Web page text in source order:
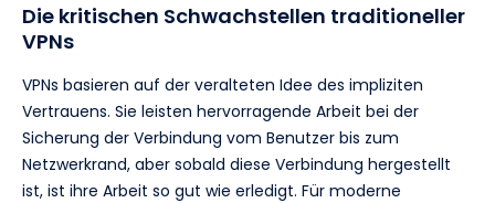
Die kritischen Schwachstellen traditioneller
VPNs
VPNs basieren auf der veralteten Idee des impliziten
Vertrauens. Sie leisten hervorragende Arbeit bei der
Sicherung der Verbindung vom Benutzer bis zum
Netzwerkrand, aber sobald diese Verbindung hergestellt
ist, ist ihre Arbeit so gut wie erledigt. Für moderne